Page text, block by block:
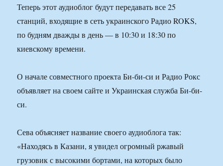
Теперь этот аудиоблог будут передавать все 25
станций, входящие в сеть украинского Радио ROKS,
по будням дважды в день — в 10:30 и 18:30 по
киевскому времени.
О начале совместного проекта Би-би-си и Радио Рокс
объявляет на своем сайте и Украинская служба Би-би-
си.
Сева объясняет название своего аудиоблога так:
«Находясь в Казани, я увидел огромный ржавый
грузовик с высокими бортами, на которых было